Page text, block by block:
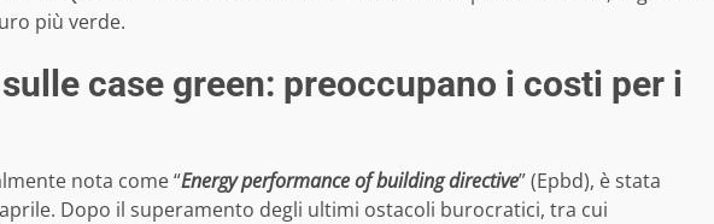
più verde.
case green: preoccupano i costi per i
nota come “Energy performance of building directive” (Epbd), è stata
Dopo il superamento degli ultimi ostacoli burocratici, tra cui